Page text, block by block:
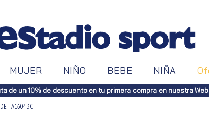
MUJER NIÑO BEBE NIÑA
de un 10% de descuento en tu primera compra en nuestra Web
- A16043C